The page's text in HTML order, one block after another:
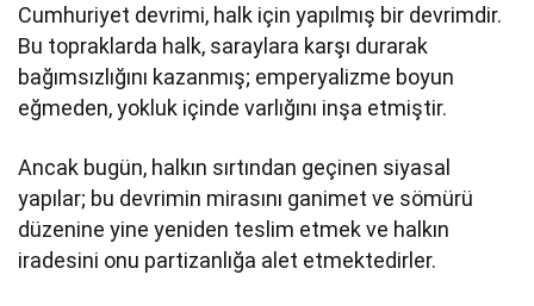
Cumhuriyet devrimi, halk için yapılmış bir devrimdir.
Bu topraklarda halk, saraylara karşı durarak
bağımsızlığını kazanmış; emperyalizme boyun
eğmeden, yokluk içinde varlığını inşa etmiştir.
Ancak bugün, halkın sırtından geçinen siyasal
yapılar; bu devrimin mirasını ganimet ve sömürü
düzenine yine yeniden teslim etmek ve halkın
iradesini onu partizanlığa alet etmektedirler.